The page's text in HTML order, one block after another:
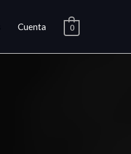
Cuenta 0